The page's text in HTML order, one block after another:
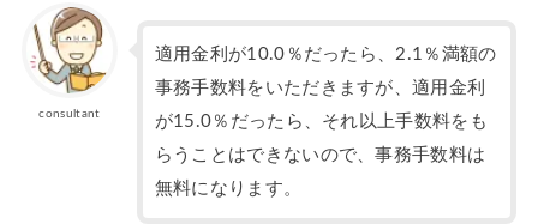
consultant
適用金利が10.0％だったら、2.1％満額の
事務手数料をいただきますが、適用金利
が15.0％だったら、それ以上手数料をも
らうことはできないので、事務手数料は
無料になります。